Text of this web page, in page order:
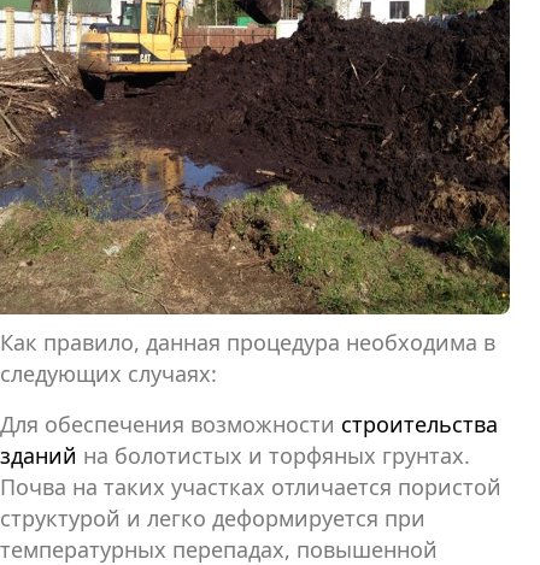
Как правило, данная процедура необходима в
следующих случаях:
Для обеспечения возможности строительства
зданий на болотистых и торфяных грунтах.
Почва на таких участках отличается пористой
структурой и легко деформируется при
температурных перепадах, повышенной